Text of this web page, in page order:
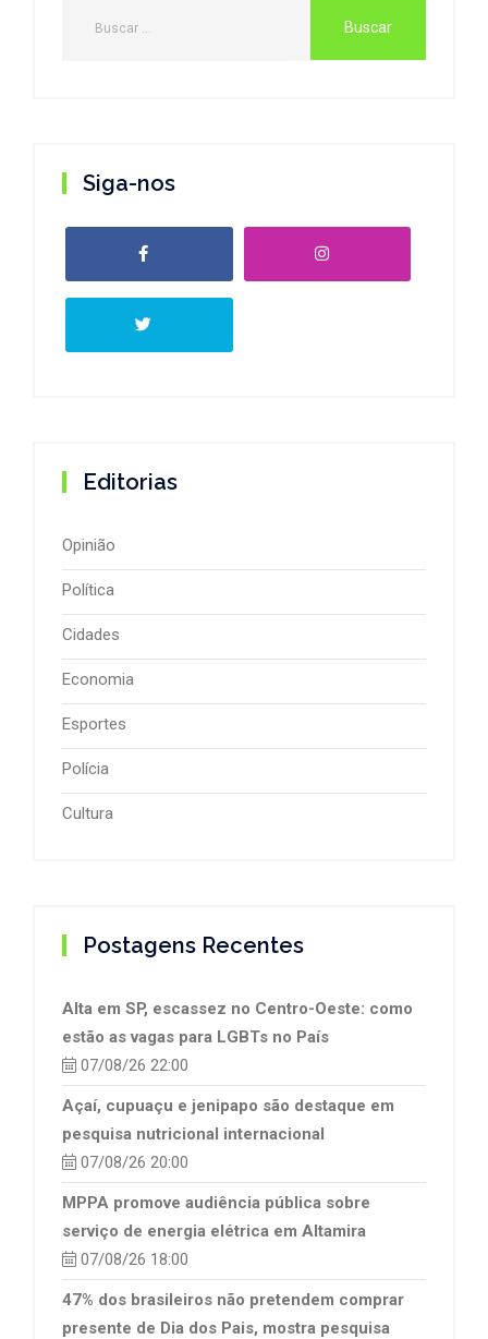
Siga-nos
Editorias
Opinião
Política
Cidades
Economia
Esportes
Polícia
Cultura
Postagens Recentes
Alta em SP, escassez no Centro-Oeste: como
estão as vagas para LGBTs no País
07/08/26 22:00
Açaí, cupuaçu e jenipapo são destaque em
pesquisa nutricional internacional
07/08/26 20:00
MPPA promove audiência pública sobre
serviço de energia elétrica em Altamira
07/08/26 18:00
47% dos brasileiros não pretendem comprar
presente de Dia dos Pais, mostra pesquisa